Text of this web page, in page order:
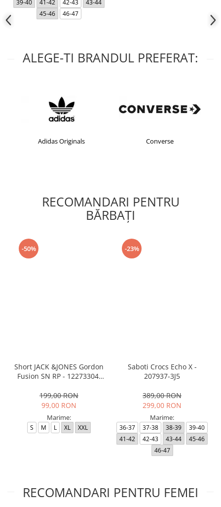
39-40 41-42 42-43
43-44
45-46
46-47
ALEGE-TI BRANDUL PREFERAT:
Adidas Originals Converse
RECOMANDARI PENTRU
BĂRBAŢI
-50%
Short JACK &JONES Gordon
Fusion SN RP - 12273304-
199,00 RON
99,00 RON
Marime:
S M L XL XXL
-23%
Saboti Crocs Echo X -
207937-3J5
389,00 RON
299,00 RON
Marime:
36-37 37-38 38-39
39-40
41-42
42-43 43-44
45-46
46-47
RECOMANDARI PENTRU FEMEI